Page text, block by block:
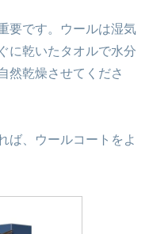
要です。ウールは湿気
に乾いたタオルで水分
然乾燥させてくださ
ば、ウールコートをよ